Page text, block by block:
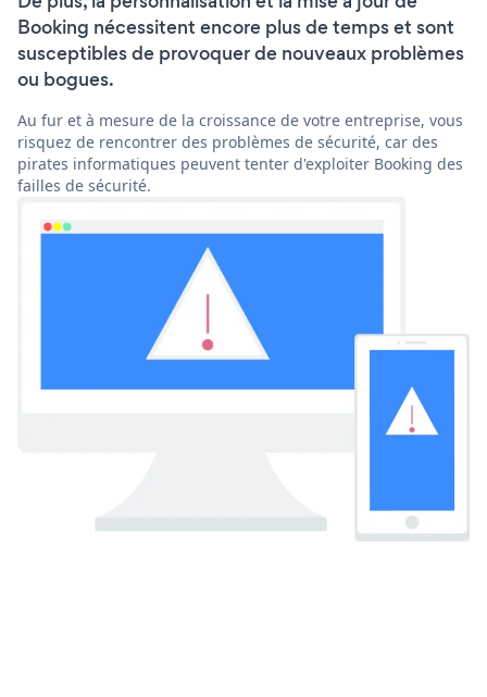
Booking nécessitent encore plus de temps et sont
susceptibles de provoquer de nouveaux problèmes
ou bogues.
Au fur et à mesure de la croissance de votre entreprise, vous
risquez de rencontrer des problèmes de sécurité, car des
pirates informatiques peuvent tenter d'exploiter Booking des
failles de sécurité.